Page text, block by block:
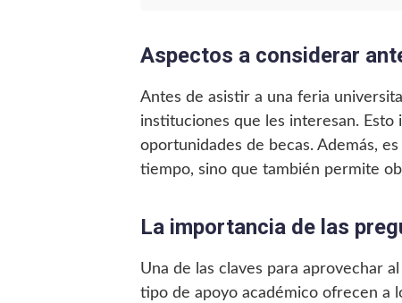
Aspectos a considerar
Antes de asistir a una feria
instituciones que les interesan.
oportunidades de becas. Además,
tiempo, sino que también permite
La importancia de las
Una de las claves para aprovechar
tipo de apoyo académico ofrecen a